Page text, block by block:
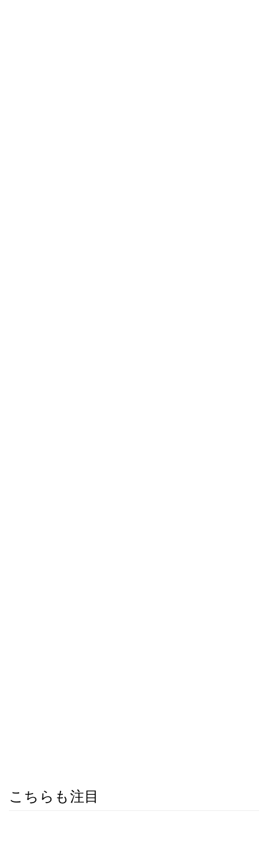
こちらも注目